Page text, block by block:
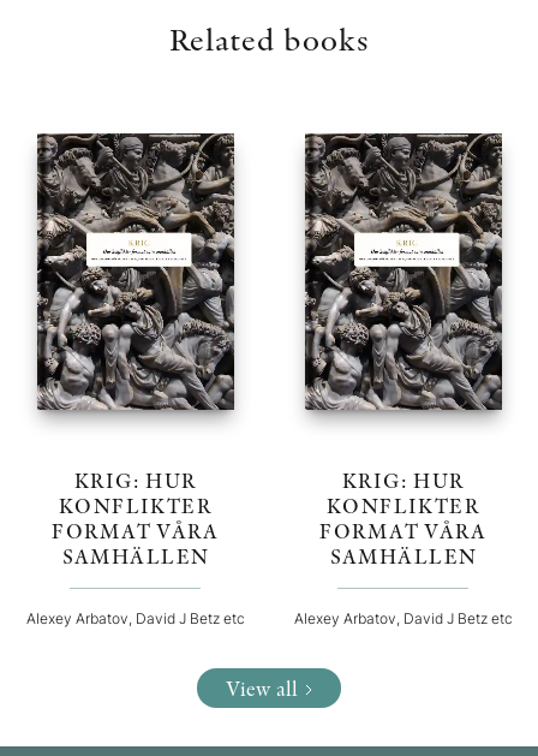
Related books
KRIG: HUR
KONFLIKTER
FORMAT VÅRA
SAMHÄLLEN
Alexey Arbatov, David J Betz etc
KRIG: HUR
KONFLIKTER
FORMAT VÅRA
SAMHÄLLEN
Alexey Arbatov, David J Betz etc
View all